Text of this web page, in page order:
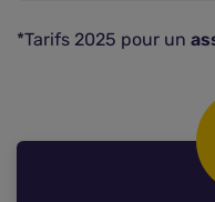
*Tarifs 2025 pour un